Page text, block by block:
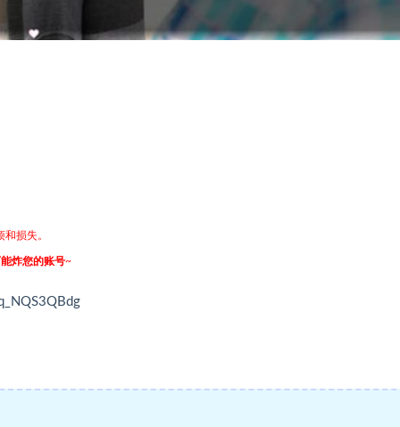
损失。
炸您的账号~